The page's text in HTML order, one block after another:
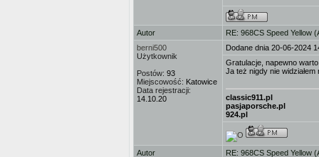
Autor
RE: 968CS Speed Yellow
berni500
Użytkownik
Postów: 93
Miejscowość: Katowice
Data rejestracji:
14.10.20
Dodane dnia 20-06-2024
Gratulacje, napewno
Ja też nigdy nie widziałem
classic911.pl
pasjaporsche.pl
924.pl
Autor
RE: 968CS Speed Yellow